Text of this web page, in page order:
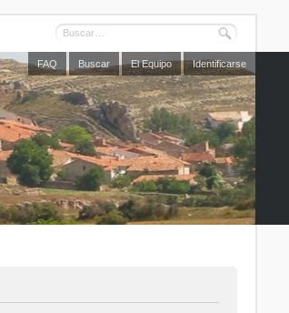
FAQ Buscar El Equipo Identificarse